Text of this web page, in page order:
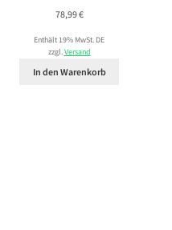
78,99€
Enthält 19% MwSt. DE
zzgl.Versand
In den Warenkorb